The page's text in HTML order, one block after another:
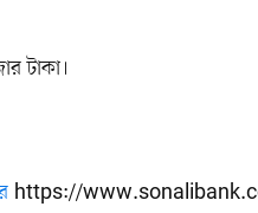
টাকা।
https://